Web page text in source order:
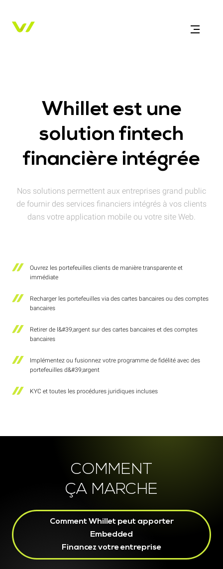
Whillet est une
solution fintech
financière intégrée
Nos solutions permettent aux entreprises grand public
de fournir des services financiers intégrés à vos clients
dans votre application mobile ou votre site Web.
Ouvrez les portefeuilles clients de manière transparente et
immédiate
Recharger les portefeuilles via des cartes bancaires ou des comptes
bancaires
Retirer de l&#39;argent sur des cartes bancaires et des comptes
bancaires
Implémentez ou fusionnez votre programme de fidélité avec des
portefeuilles d&#39;argent
KYC et toutes les procédures juridiques incluses
COMMENT
ÇA MARCHE
Comment Whillet peut apporter
Embedded
Financez votre entreprise